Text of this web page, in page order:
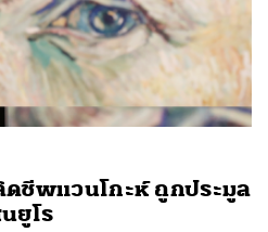
ดชีพแวนโกะห์ ถูกประมูล
ยูโร